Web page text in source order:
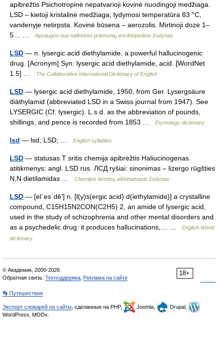
apibrėžtis Psichotropinė nepatvarioji kovinė nuodingoji medžiaga.
LSD – kietoji kristalinė medžiaga; lydymosi temperatūra 83 °C,
vandenyje netirpsta. Kovinė būsena – aerozolis. Mirtinoji dozė 1–
5… …
Apsaugos nuo naikinimo priemonių enciklopedinis žodynas
LSD — n. lysergic acid diethylamide, a powerful hallucinogenic
drug. [Acronym] Syn: lysergic acid diethylamide, acid. [WordNet
1.5] …
The Collaborative International Dictionary of English
LSD — lysergic acid diethylamide, 1950, from Ger. Lysergsäure
diäthylamid (abbreviated LSD in a Swiss journal from 1947). See
LYSERGIC (Cf. lysergic). L.s.d. as the abbreviation of pounds,
shillings, and pence is recorded from 1853 …
Etymology dictionary
lsd — lsd; LSD; … English syllables
LSD — statusas T sritis chemija apibrėžtis Haliucinogenas.
atitikmenys: angl. LSD rus. ЛСД ryšiai: sinonimas – lizergo rūgšties
N,N dietilamidas …
Chemijos terminų aiškinamasis žodynas
LSD — [el΄es΄dē′] n. [l(y)s(ergic acid) d(iethylamide)] a crystalline
compound, C15H15N2CON(C2H5) 2, an amide of lysergic acid,
used in the study of schizophrenia and other mental disorders and
as a psychedelic drug: it produces hallucinations,… …
English World
dictionary
18+
© Академик, 2000-2026
Обратная связь: Техподдержка Реклама на сайте
👣 Путешествия
Экспорт словарей на сайты , сделанные на PHP, Joomla,
Drupal,
WordPress, MODx.